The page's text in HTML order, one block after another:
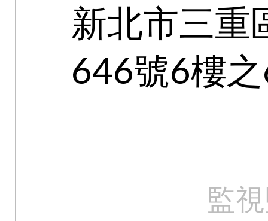
新北市三重
646號6樓
監